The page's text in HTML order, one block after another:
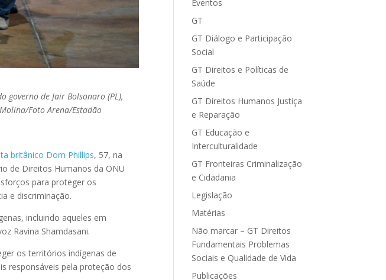
governo de Jair Bolsonaro (PL),
Foto Arena/Estadão
britânico Dom Phillips, 57, na
de Direitos Humanos da ONU
para proteger os
e discriminação.
incluindo aqueles em
Ravina Shamdasani.
os territórios indígenas de
responsáveis pela proteção dos
Eventos
GT
GT Diálogo e Participação
Social
GT Direitos e Políticas de
Saúde
GT Direitos Humanos Justiça
e Reparação
GT Educação e
Interculturalidade
GT Fronteiras Criminalização
e Cidadania
Legislação
Matérias
Não marcar – GT Direitos
Fundamentais Problemas
Sociais e Qualidade de Vida
Publicações